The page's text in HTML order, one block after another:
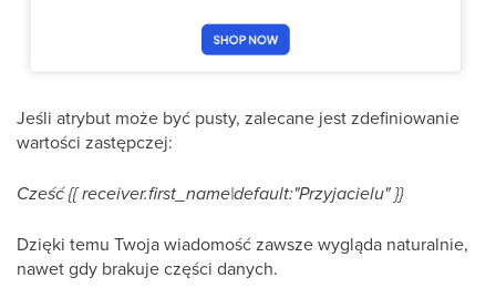
Jeśli atrybut może być pusty, zalecane jest zdefiniowanie
wartości zastępczej:
Cześć {{ receiver.first_name|default:"Przyjacielu" }}
Dzięki temu Twoja wiadomość zawsze wygląda naturalnie,
nawet gdy brakuje części danych.